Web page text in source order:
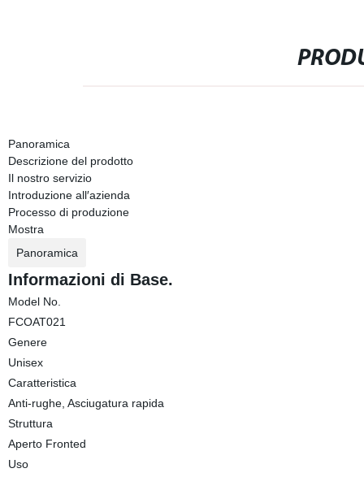
Panoramica
Descrizione del prodotto
Il nostro servizio
Introduzione all′azienda
Processo di produzione
Mostra
Panoramica
Informazioni di Base.
Model No.
FCOAT021
Genere
Unisex
Caratteristica
Anti-rughe, Asciugatura rapida
Struttura
Aperto Fronted
Uso